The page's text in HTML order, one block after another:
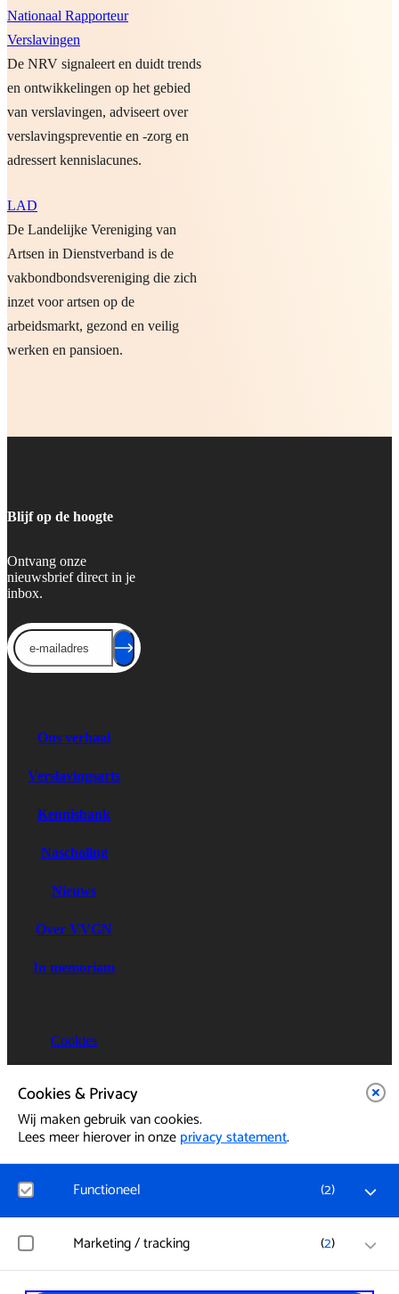
Cookies & Privacy
Wij maken gebruik van cookies.
Lees meer hierover in onzeprivacy statement.
Functioneel (2)
Noodzakelijk
van voorkeuren worden functionele cookies geplaatst.
Marketing / tracking (2)
Nationaal Rapporteur
Verslavingen
De NRV signaleert en duidt trends
en ontwikkelingen op het gebied
van verslavingen, adviseert over
verslavingspreventie en -zorg en
adressert kennislacunes.
LAD
De Landelijke Vereniging van
Artsen in Dienstverband is de
vakbondbondsvereniging die zich
inzet voor artsen op de
arbeidsmarkt, gezond en veilig
werken en pansioen.
Blijf op de hoogte
Ontvang onze
nieuwsbrief direct in je
inbox.
Ons verhaal
Verslavingsarts
Kennisbank
Nascholing
Nieuws
Over VVGN
In memoriam
Cookies
085 - 8640026